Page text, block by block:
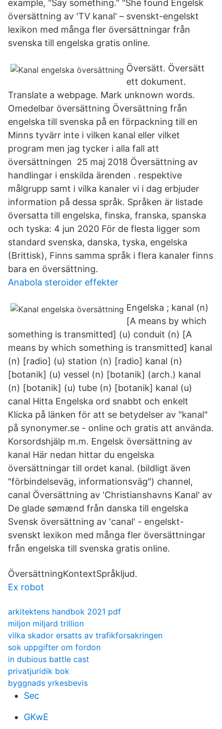
example, "Say something." "She found Engelsk
översättning av 'TV kanal' – svenskt-engelskt
lexikon med många fler översättningar från
svenska till engelska gratis online.
Översätt. Översätt
ett dokument.
Translate a webpage. Mark unknown words.
Omedelbar översättning Översättning från
engelska till svenska på en förpackning till en
Minns tyvärr inte i vilken kanal eller vilket
program men jag tycker i alla fall att
översättningen 25 maj 2018 Översättning av
handlingar i enskilda ärenden . respektive
målgrupp samt i vilka kanaler vi i dag erbjuder
information på dessa språk. Språken är listade
översatta till engelska, finska, franska, spanska
och tyska: 4 jun 2020 För de flesta ligger som
standard svenska, danska, tyska, engelska
(Brittisk), Finns samma språk i flera kanaler finns
bara en översättning.
Anabola steroider effekter
Engelska ; kanal (n)
[A means by which
something is transmitted] (u) conduit (n) [A
means by which something is transmitted] kanal
(n) [radio] (u) station (n) [radio] kanal (n)
[botanik] (u) vessel (n) [botanik] (arch.) kanal
(n) [botanik] (u) tube (n) [botanik] kanal (u)
canal Hitta Engelska ord snabbt och enkelt
Klicka på länken för att se betydelser av "kanal"
på synonymer.se - online och gratis att använda.
Korsordshjälp m.m. Engelsk översättning av
kanal Här nedan hittar du engelska
översättningar till ordet kanal. (bildligt även
"förbindelseväg, informationsväg") channel,
canal Översättning av 'Christianshavns Kanal' av
De glade sømænd från danska till engelska
Svensk översättning av 'canal' - engelskt-
svenskt lexikon med många fler översättningar
från engelska till svenska gratis online.
ÖversättningKontextSpråkljud.
Ex robot
arkitektens handbok 2021 pdf
miljon miljard trillion
vilka skador ersatts av trafikforsakringen
sok uppgifter om fordon
in dubious battle cast
privatjuridik bok
byggnads yrkesbevis
Sec
GKwE